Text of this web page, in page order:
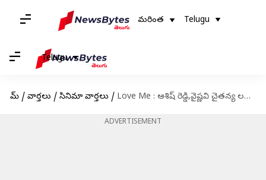
మరింత Telugu
Telugu
హోమ్ / వార్తలు / సినిమా వార్తలు / Love Me : ఆశిష్ రెడ్డి,వైష్ణవి చైతన్య లవ్ మీ విడుదల తేదీ ఖరారు
ADVERTISEMENT